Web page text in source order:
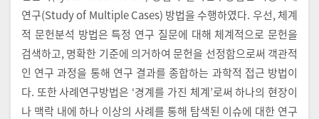
연구(Study of Multiple Cases) 방법을 수행하였다. 우선, 체계
적 문헌분석 방법은 특정 연구 질문에 대해 체계적으로 문헌을
검색하고, 명확한 기준에 의거하여 문헌을 선정함으로써 객관적
인 연구 과정을 통해 연구 결과를 종합하는 과학적 접근 방법이
다. 또한 사례연구방법은 ‘경계를 가진 체계’로써 하나의 현장이
나 맥락 내에 하나 이상의 사례를 통해 탐색된 이슈에 대한 연구